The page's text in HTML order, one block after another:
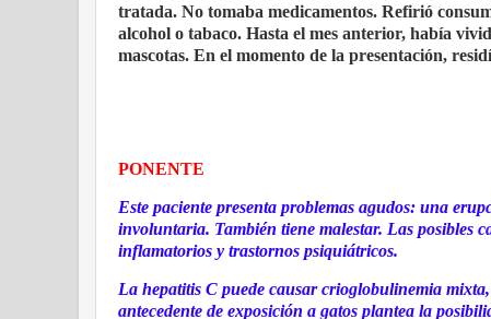
tratada. No tomaba medicamentos. Refirió
alcohol o tabaco. Hasta el mes anterior, había
mascotas. En el momento de la presentación,
PONENTE
Este paciente presenta problemas agudos: una
involuntaria. También tiene malestar. Las posibles
inflamatorios y trastornos psiquiátricos.
La hepatitis C puede causar crioglobulinemia
antecedente de exposición a gatos plantea la